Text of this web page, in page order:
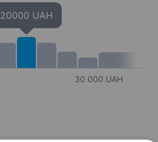
20000 UAH
30 000 UAH